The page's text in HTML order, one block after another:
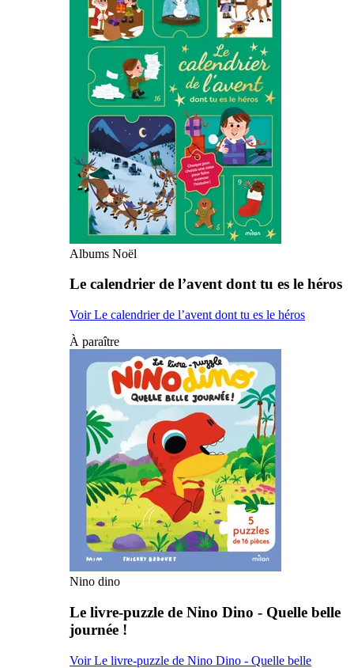
Albums Noël
Le calendrier de l’avent dont tu es le héros
Voir Le calendrier de l’avent dont tu es le héros
À paraître
Nino dino
Le livre-puzzle de Nino Dino - Quelle belle
journée !
Voir Le livre-puzzle de Nino Dino - Quelle belle